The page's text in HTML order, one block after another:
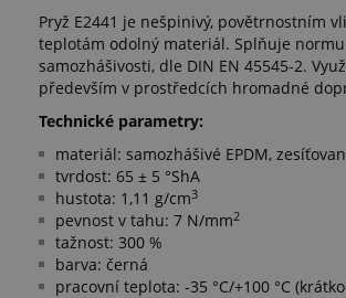
Pryž E2441 je nešpinivý, povětrnostním
teplotám odolný materiál. Splňuje normu
samozhášivosti, dle DIN EN 45545-2.
především v prostředcích hromadné
Technické parametry:
materiál: samozhášivé EPDM,
tvrdost: 65 ± 5 °ShA
hustota: 1,11 g/cm3
pevnost v tahu: 7 N/mm2
tažnost: 300 %
barva: černá
pracovní teplota: -35 °C/+100 °C